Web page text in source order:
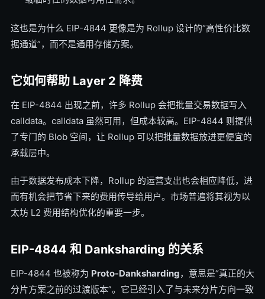
这也是为什么 EIP-4844 更像是为 Rollup 设计的“高性价比数
据通道”，而不是通用存储方案。
它如何帮助 Layer 2 降费
在 EIP-4844 出现之前，许多 Rollup 会把批量交易数据写入
calldata。calldata 虽然可用，但成本较高。EIP-4844 则提供
了专门的 Blob 空间，让 Rollup 可以把批量数据放进更便宜的
承载层中。
由于数据发布成本下降，Rollup 的运营支出也会相应降低，进
而有机会把节省下来的费用传导给用户。市场普遍将其视为以
太坊 L2 费用结构优化的重要一步。
EIP-4844 和 Danksharding 的关系
EIP-4844 也被称为 Proto-Danksharding，意思是“真正的大
分片方案之前的过渡版本”。它已经引入了与未来分片方向一致